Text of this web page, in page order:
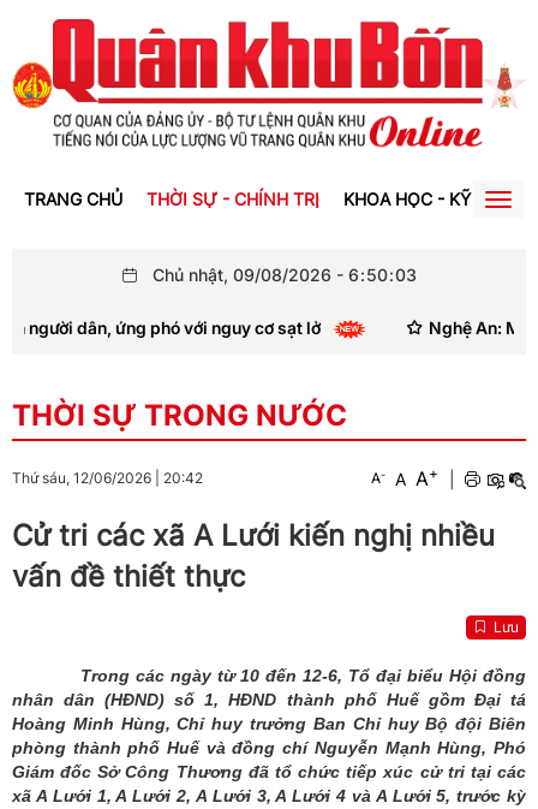
TRANG CHỦ THỜI SỰ - CHÍNH TRỊ KHOA HỌC - KỸ THUẬT
Chủ nhật, 09/08/2026 - 6:50:04
dân, ứng phó với nguy cơ sạt lở Nghệ An: Mưa
THỜI SỰ TRONG NƯỚC
Thứ sáu, 12/06/2026 20:42 A- A A+
Cử tri các xã A Lưới kiến nghị nhiều
vấn đề thiết thực
Lưu
Trong các ngày từ 10 đến 12-6, Tổ đại biểu Hội đồng
nhân dân (HĐND) số 1, HĐND thành phố Huế gồm Đại tá
Hoàng Minh Hùng, Chỉ huy trưởng Ban Chỉ huy Bộ đội Biên
phòng thành phố Huế và đồng chí Nguyễn Mạnh Hùng, Phó
Giám đốc Sở Công Thương đã tổ chức tiếp xúc cử tri tại các
xã A Lưới 1, A Lưới 2, A Lưới 3, A Lưới 4 và A Lưới 5, trước kỳ